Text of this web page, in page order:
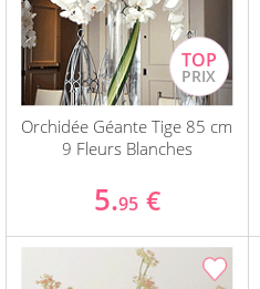
Orchidée Géante Tige 85 cm
9 Fleurs Blanches
5.95 €